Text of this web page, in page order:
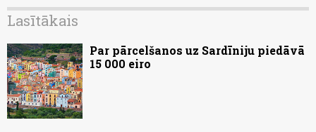
Lasītākais
Par pārcelšanos uz Sardīniju piedāvā
15 000 eiro